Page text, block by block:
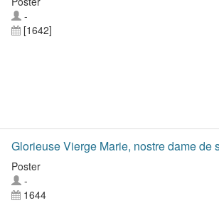
-
[1642]
Glorieuse Vierge Marie, nostre dame de
Poster
-
1644